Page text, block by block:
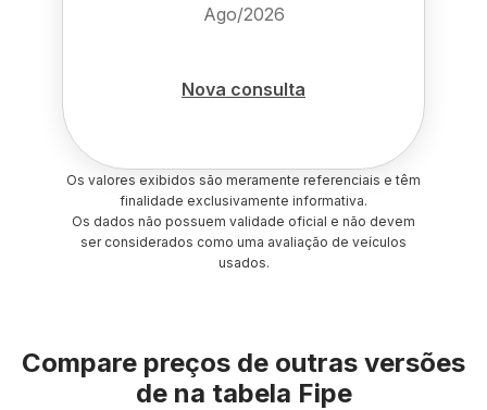
Ago/2026
Nova consulta
Os valores exibidos são meramente referenciais e têm
finalidade exclusivamente informativa.
Os dados não possuem validade oficial e não devem
ser considerados como uma avaliação de veículos
usados.
Compare preços de outras versões
de na tabela Fipe